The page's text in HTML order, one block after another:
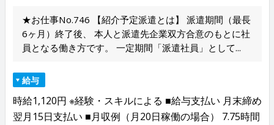
★お仕事No.746 【紹介予定派遣とは】 派遣期間（最長
6ヶ月）終了後、 本人と派遣先企業双方合意のもとに社
員となる働き方です。 一定期間「派遣社員」として...
給与
時給1,120円 ※経験・スキルによる ■給与支払い 月末締め
翌月15日支払い ■月収例（月20日稼働の場合） 7.75時間